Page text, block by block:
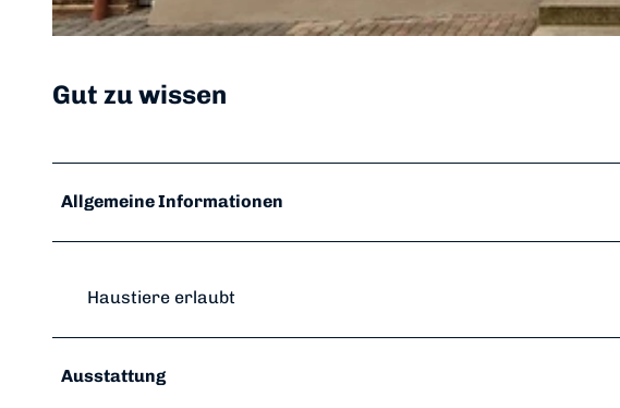
Gut zu wissen
Allgemeine Informationen
Haustiere erlaubt
Ausstattung